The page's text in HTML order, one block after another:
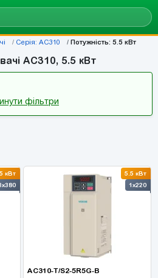
Серія: AC310 Потужність: 5.5 кВт
AC310, 5.5 кВт
фільтри
кВт
5.5 кВт
1x220
AC310-T/S2-5R5G-B